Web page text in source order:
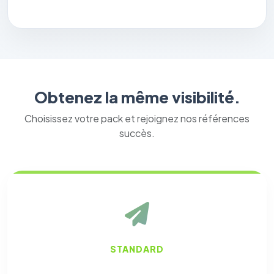
Obtenez la même visibilité.
Choisissez votre pack et rejoignez nos références
succès.
STANDARD